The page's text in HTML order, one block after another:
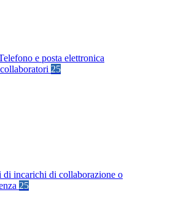
e posta elettronica
25
di incarichi di collaborazione o
25